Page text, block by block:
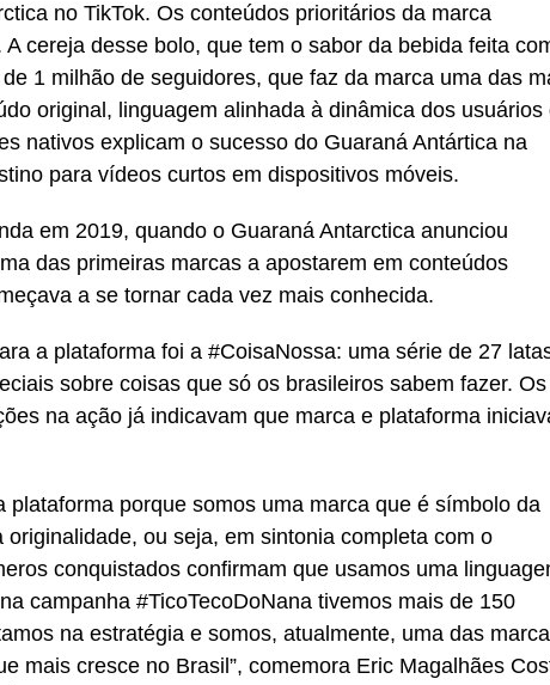
no TikTok. Os conteúdos prioritários da marca
cereja desse bolo, que tem o sabor da bebida feita
1 milhão de seguidores, que faz da marca uma das
original, linguagem alinhada à dinâmica dos usuários
nativos explicam o sucesso do Guaraná Antártica na
para vídeos curtos em dispositivos móveis.
em 2019, quando o Guaraná Antarctica anunciou
das primeiras marcas a apostarem em conteúdos
a se tornar cada vez mais conhecida.
a plataforma foi a #CoisaNossa: uma série de 27
sobre coisas que só os brasileiros sabem fazer. Os
na ação já indicavam que marca e plataforma
plataforma porque somos uma marca que é símbolo da
ou seja, em sintonia completa com o
conquistados confirmam que usamos uma
campanha #TicoTecoDoNana tivemos mais de 150
na estratégia e somos, atualmente, uma das
mais cresce no Brasil”, comemora Eric Magalhães